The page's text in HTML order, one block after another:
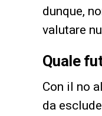
dunque,
valutare
Quale
Con il no
da